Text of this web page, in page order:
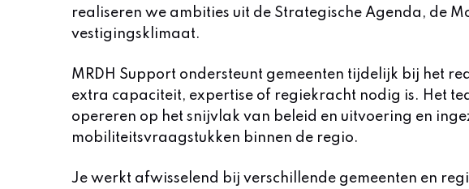
realiseren we ambities uit de Strategische Agenda, de
vestigingsklimaat.
MRDH Support ondersteunt gemeenten tijdelijk bij het
extra capaciteit, expertise of regiekracht nodig is. Het
opereren op het snijvlak van beleid en uitvoering en
mobiliteitsvraagstukken binnen de regio.
Je werkt afwisselend bij verschillende gemeenten en